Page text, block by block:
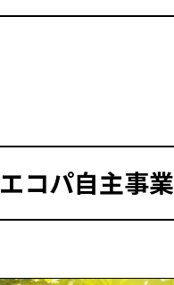
エコパ自主事業